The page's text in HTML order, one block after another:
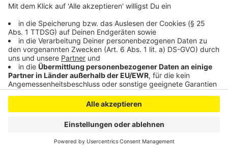
Anzeige
Anzeige